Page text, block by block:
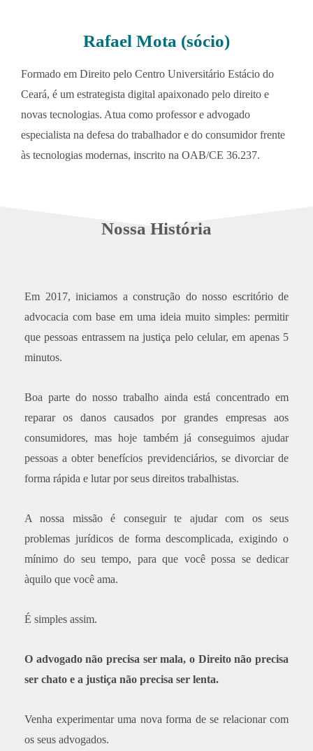
Rafael Mota (sócio)
Formado em Direito pelo Centro Universitário Estácio do
Ceará, é um estrategista digital apaixonado pelo direito e
novas tecnologias. Atua como professor e advogado
especialista na defesa do trabalhador e do consumidor frente
às tecnologias modernas, inscrito na OAB/CE 36.237.
Nossa História
Em 2017, iniciamos a construção do nosso escritório de
advocacia com base em uma ideia muito simples: permitir
que pessoas entrassem na justiça pelo celular, em apenas 5
minutos.
Boa parte do nosso trabalho ainda está concentrado em
reparar os danos causados por grandes empresas aos
consumidores, mas hoje também já conseguimos ajudar
pessoas a obter benefícios previdenciários, se divorciar de
forma rápida e lutar por seus direitos trabalhistas.
A nossa missão é conseguir te ajudar com os seus
problemas jurídicos de forma descomplicada, exigindo o
mínimo do seu tempo, para que você possa se dedicar
àquilo que você ama.
É simples assim.
O advogado não precisa ser mala, o Direito não precisa
ser chato e a justiça não precisa ser lenta.
Venha experimentar uma nova forma de se relacionar com
os seus advogados.